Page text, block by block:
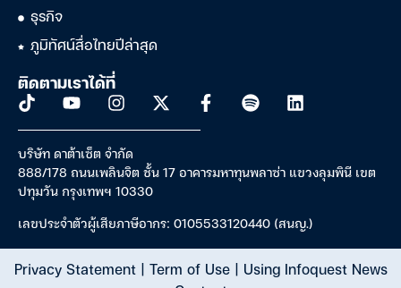
ธุรกิจ
ภูมิทัศน์สื่อไทยปีล่าสุด
ติดตามเราได้ที่
บริษัท ดาต้าเซ็ต จำกัด
888/178 ถนนเพลินจิต ชั้น 17 อาคารมหาทุนพลาซ่า แขวงลุมพินี เขต
ปทุมวัน กรุงเทพฯ 10330
เลขประจำตัวผู้เสียภาษีอากร: 0105533120440 (สนญ.)
Privacy Statement| Term of Use| Using Infoquest News